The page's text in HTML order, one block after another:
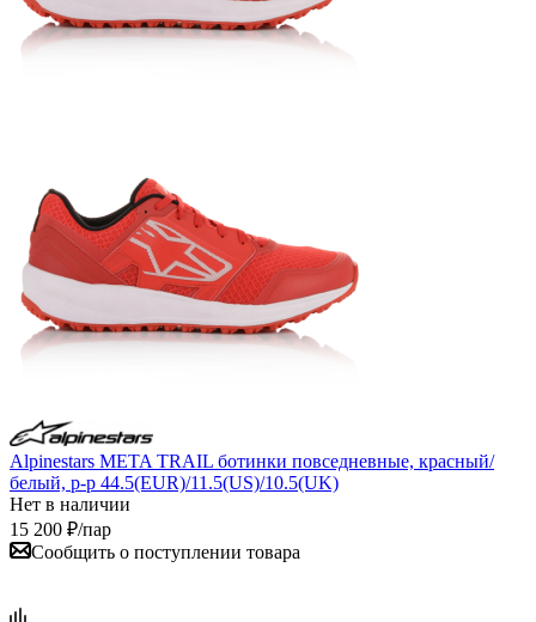
Alpinestars META TRAIL ботинки повседневные, красный/
белый, р-р 44.5(EUR)/11.5(US)/10.5(UK)
Нет в наличии
15 200 ₽/пар
Сообщить о поступлении товара